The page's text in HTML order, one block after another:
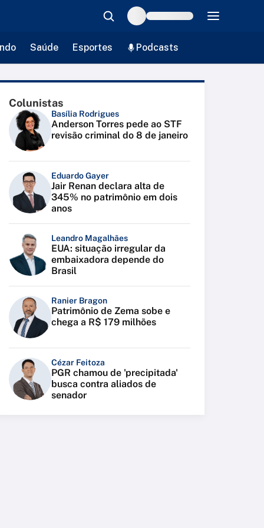
Saúde Esportes Podcasts
Colunistas
Basília Rodrigues
Anderson Torres pede ao STF
revisão criminal do 8 de janeiro
Eduardo Gayer
Jair Renan declara alta de
345% no patrimônio em dois
anos
Leandro Magalhães
EUA: situação irregular da
embaixadora depende do
Brasil
Ranier Bragon
Patrimônio de Zema sobe e
chega a R$ 179 milhões
Cézar Feitoza
PGR chamou de 'precipitada'
busca contra aliados de
senador